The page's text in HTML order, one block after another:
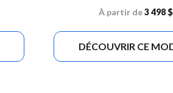
À partir de3 498 $
DÉCOUVRIR CE